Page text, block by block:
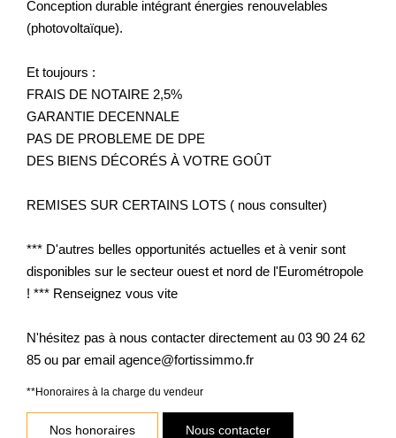
Conception durable intégrant énergies renouvelables
(photovoltaïque).
Et toujours :
FRAIS DE NOTAIRE 2,5%
GARANTIE DECENNALE
PAS DE PROBLEME DE DPE
DES BIENS DÉCORÉS À VOTRE GOÛT
REMISES SUR CERTAINS LOTS ( nous consulter)
*** D'autres belles opportunités actuelles et à venir sont
disponibles sur le secteur ouest et nord de l'Eurométropole
! *** Renseignez vous vite
N'hésitez pas à nous contacter directement au 03 90 24 62
85 ou par email agence@fortissimmo.fr
**Honoraires à la charge du vendeur
Nos honoraires Nous contacter